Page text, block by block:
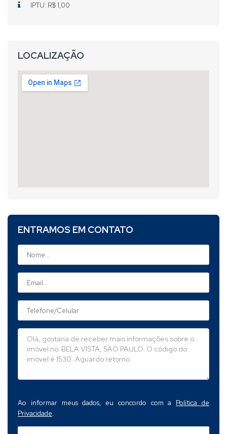
IPTU: R$ 1,00
LOCALIZAÇÃO
ENTRAMOS EM CONTATO
Ao informar meus dados, eu concordo com a Política de
Privacidade.